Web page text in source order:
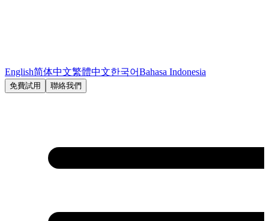
English简体中文繁體中文한국어Bahasa Indonesia
免費試用 聯絡我們